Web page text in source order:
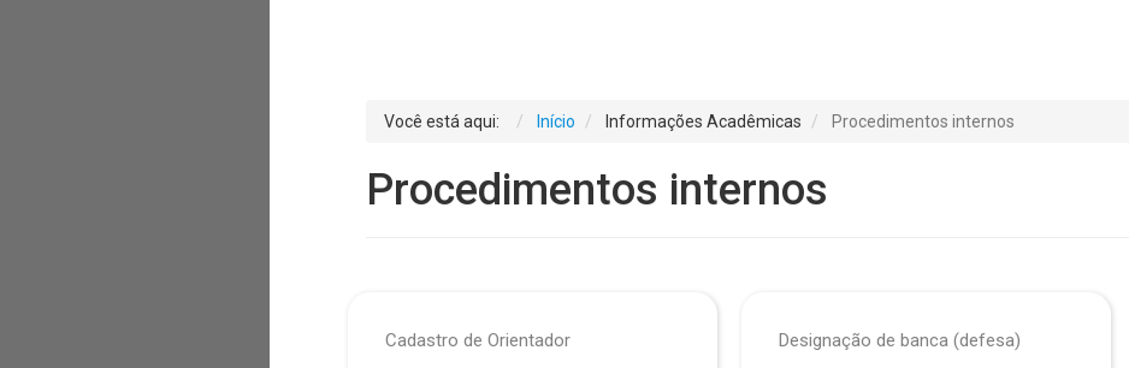
Você está aqui: Início Informações Acadêmicas Procedimentos internos
Procedimentos internos
Cadastro de Orientador Designação de banca (defesa)